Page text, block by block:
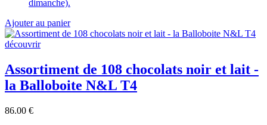
dimanche).
Ajouter au panier
découvrir
Assortiment de 108 chocolats noir et lait -
la Balloboite N&L T4
86.00 €